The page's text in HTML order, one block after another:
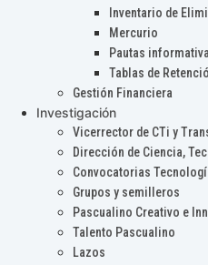
Inventario de
Mercurio
Pautas
Tablas de
Gestión Financiera
Investigación
Vicerrector de CTi y
Dirección de Ciencia,
Convocatorias
Grupos y semilleros
Pascualino Creativo e
Talento Pascualino
Lazos